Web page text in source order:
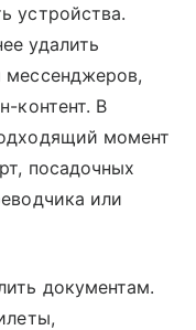
устройства.
удалить
контент. В
момент
посадочных
или
документам.